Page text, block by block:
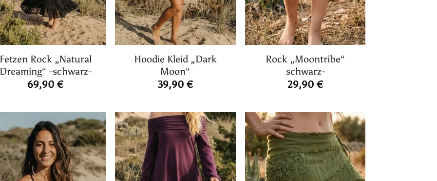
Fetzen Rock „Natural
Dreaming“ -schwarz-
69,90€
Hoodie Kleid „Dark
Moon“
39,90 €
Rock „Moontribe“
schwarz-
29,90€